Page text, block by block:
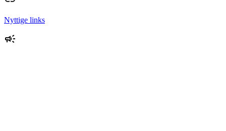
Nyttige links